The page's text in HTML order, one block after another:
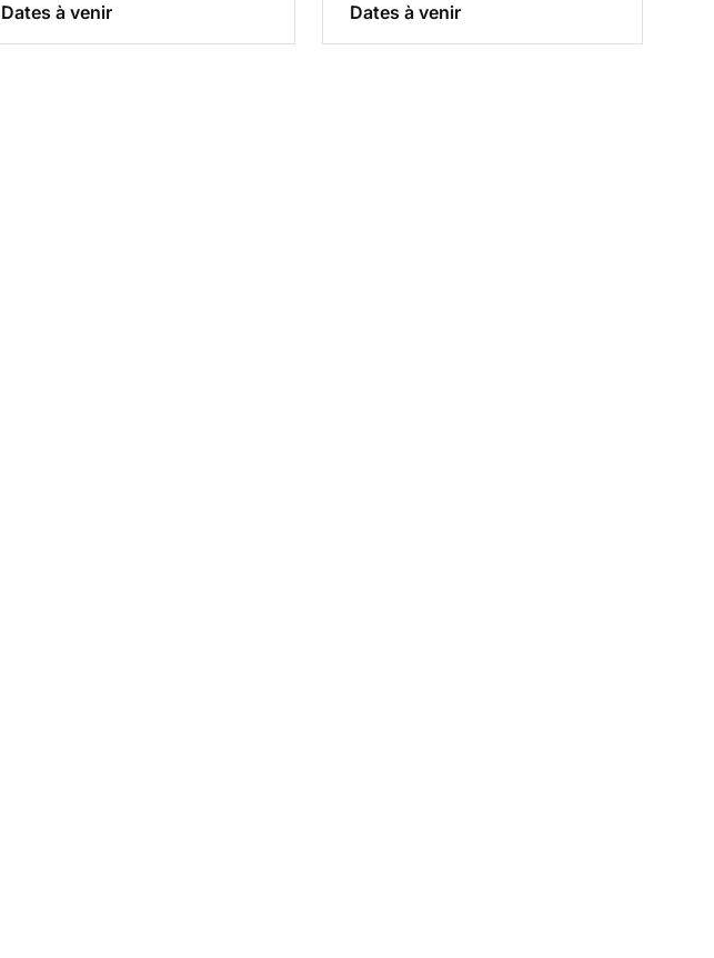
Dates à venir Dates à venir